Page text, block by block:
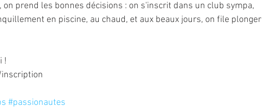
prend les bonnes décisions : on s'inscrit dans un club sympa,
en piscine, au chaud, et aux beaux jours, on file plonger
!
#passionautes